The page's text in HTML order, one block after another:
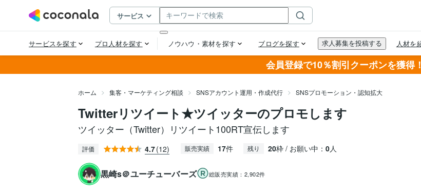
会員登録で10％割引クーポンを獲得！
ホーム 集客・マーケティング相談 SNSアカウント運用・作成代行 SNSプロモーション・認知拡大
Twitterリツイート★ツイッターのプロモします
ツイッター（Twitter）リツイート100RT宣伝します
評価 4.7(12) 販売実績 17件 残り 20枠 / お願い中： 0人
黒崎s＠ユーチューバーズ 総販売実績： 2,902件